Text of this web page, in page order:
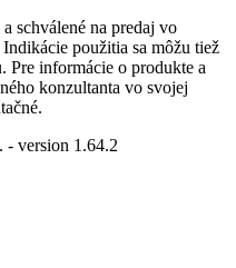
schválené na predaj vo
použitia sa môžu tiež
informácie o produkte a
konzultanta vo svojej
- version 1.64.2